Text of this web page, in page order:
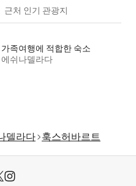
근처 인기 관광지
가족여행에 적합한 숙소
에쉬나델라다
델라다 훅스허바르트